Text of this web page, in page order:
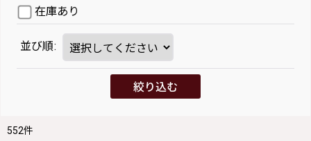
在庫あり
並び順:
絞り込む
552件